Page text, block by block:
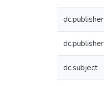
dc.publisher
dc.publisher
dc.subject